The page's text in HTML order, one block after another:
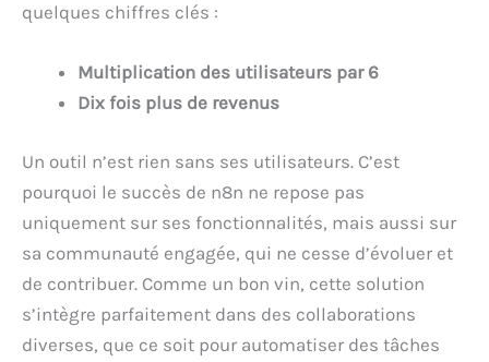
quelques chiffres clés :
Multiplication des utilisateurs par 6
Dix fois plus de revenus
Un outil n’est rien sans ses utilisateurs. C’est
pourquoi le succès de n8n ne repose pas
uniquement sur ses fonctionnalités, mais aussi sur
sa communauté engagée, qui ne cesse d’évoluer et
de contribuer. Comme un bon vin, cette solution
s’intègre parfaitement dans des collaborations
diverses, que ce soit pour automatiser des tâches